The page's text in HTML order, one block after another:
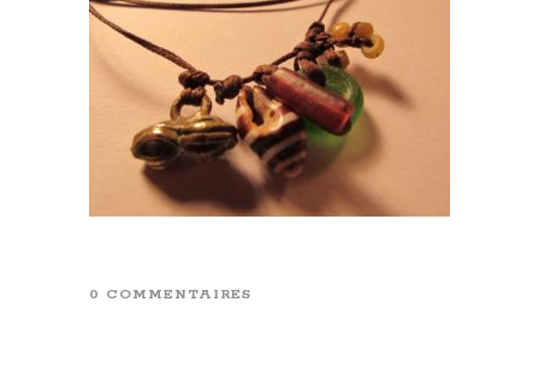
0 COMMENTAIRES